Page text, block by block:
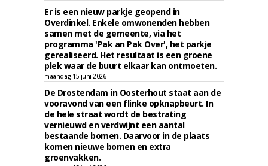
Er is een nieuw parkje geopend in
Overdinkel. Enkele omwonenden hebben
samen met de gemeente, via het
programma 'Pak an Pak Over', het parkje
gerealiseerd. Het resultaat is een groene
plek waar de buurt elkaar kan ontmoeten.
maandag 15 juni 2026
De Drostendam in Oosterhout staat aan de
vooravond van een flinke opknapbeurt. In
de hele straat wordt de bestrating
vernieuwd en verdwijnt een aantal
bestaande bomen. Daarvoor in de plaats
komen nieuwe bomen en extra
groenvakken.